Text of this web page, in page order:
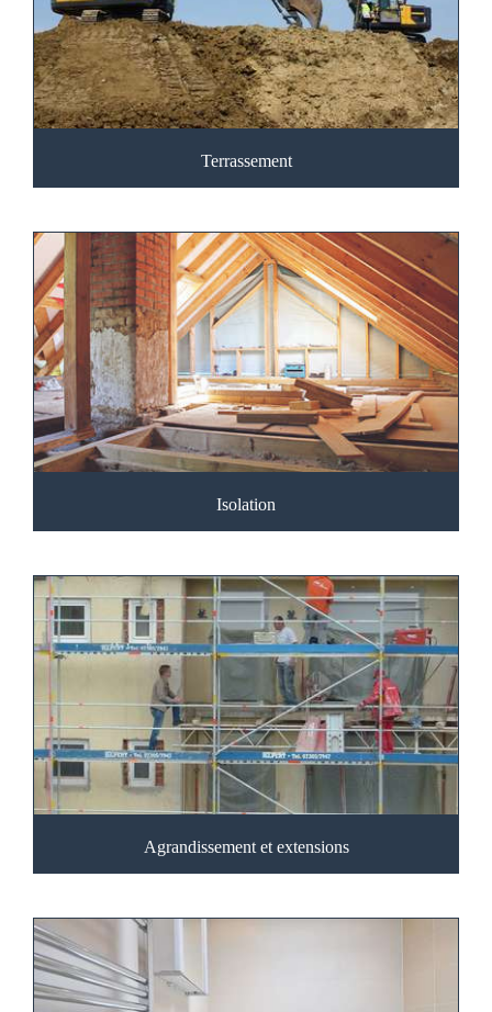
Terrassement
Isolation
Agrandissement et extensions